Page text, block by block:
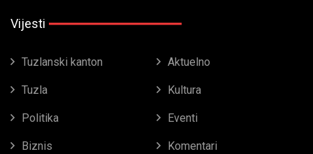
Vijesti
Tuzlanski kanton Aktuelno
Tuzla Kultura
Politika Eventi
Biznis Komentari